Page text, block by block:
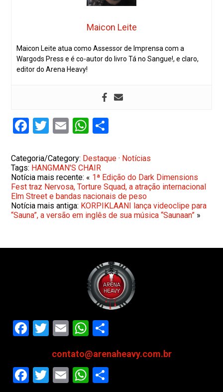
Maicon Leite
Maicon Leite atua como Assessor de Imprensa com a
Wargods Press e é co-autor do livro Tá no Sangue!, e claro,
editor do Arena Heavy!
Facebook
Twitter
EmailWhatsApp
Categoria/Category: Destaque · Notícias
Tags: HANGMAN'S CHAIR
Notícia mais recente: « 1ª Edição do Dark Dimensions
Fest traz Nervosa, Torture Squad, a atração internacional
Elm Street e bandas nacionais de peso
Notícia mais antiga: KORPIKLAANI lança videoclipe para
“Sauna”, a versão em inglês de sua música “Saunaan” »
Facebook
Twitter
EmailWhatsApp
contato@arenaheavy.com.br
Facebook
Twitter
EmailWhatsApp